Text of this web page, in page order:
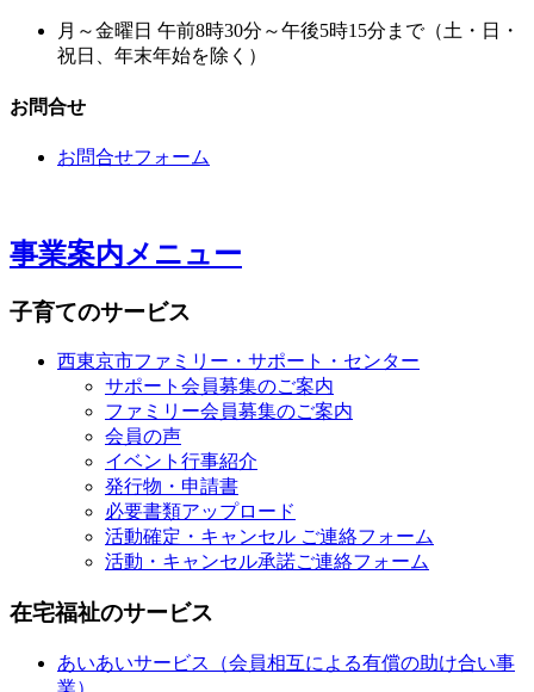
月～金曜日 午前8時30分～午後5時15分まで（土・日・
祝日、年末年始を除く）
お問合せ
お問合せフォーム
事業案内メニュー
子育てのサービス
西東京市ファミリー・サポート・センター
サポート会員募集のご案内
ファミリー会員募集のご案内
会員の声
イベント行事紹介
発行物・申請書
必要書類アップロード
活動確定・キャンセル ご連絡フォーム
活動・キャンセル承諾ご連絡フォーム
在宅福祉のサービス
あいあいサービス（会員相互による有償の助け合い事
業）